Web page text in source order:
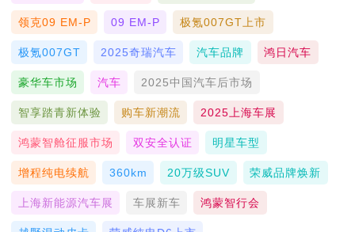
领克09 EM-P 09 EM-P 极氪007GT上市
极氪007GT 2025奇瑞汽车 汽车品牌 鸿日汽车
豪华车市场 汽车 2025中国汽车后市场
智享踏青新体验 购车新潮流 2025上海车展
鸿蒙智舱征服市场 双安全认证 明星车型
增程纯电续航 360km 20万级SUV 荣威品牌焕新
上海新能源汽车展 车展新车 鸿蒙智行会